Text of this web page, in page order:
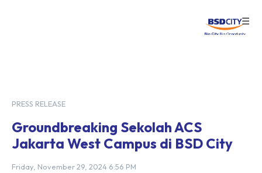
☰
PRESS RELEASE
Groundbreaking Sekolah ACS
Jakarta West Campus di BSD City
Friday, November 29, 2024 6:56 PM